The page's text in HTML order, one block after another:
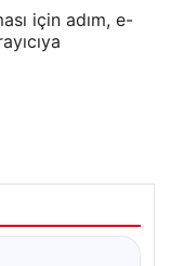
için adım, e-